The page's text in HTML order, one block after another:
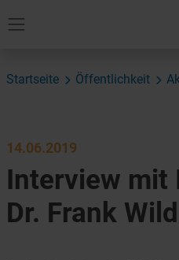
Startseite Öffentlichkeit
Interview
Dr. Frank Wild
14.06.2019